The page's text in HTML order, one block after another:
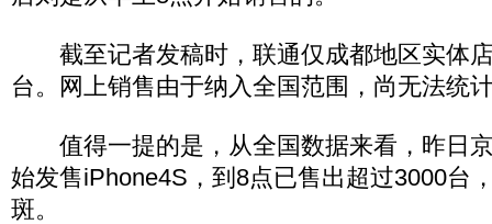
截至记者发稿时，联通仅成都地区实体
台。网上销售由于纳入全国范围，尚无法统
值得一提的是，从全国数据来看，昨日
始发售iPhone4S，到8点已售出超过3000台
斑。